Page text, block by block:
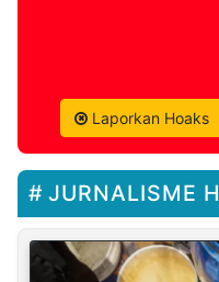
Laporkan Hoaks
JURNALISME